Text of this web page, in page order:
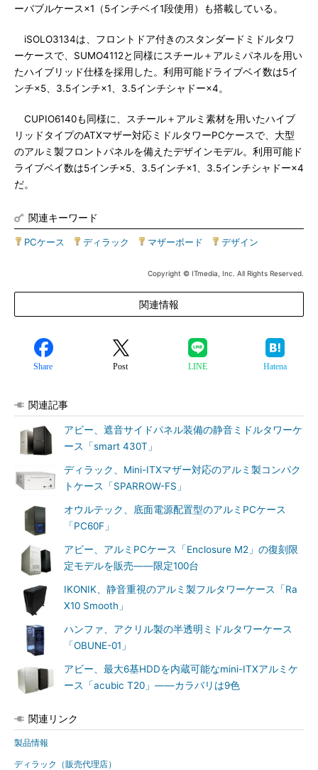
ーバブルケース×1（5インチベイ1段使用）も搭載している。
iSOLO3134は、フロントドア付きのスタンダードミドルタワ
ーケースで、SUMO4112と同様にスチール＋アルミパネルを用い
たハイブリッド仕様を採用した。利用可能ドライブベイ数は5イ
ンチ×5、3.5インチ×1、3.5インチシャドー×4。
CUPIO6140も同様に、スチール＋アルミ素材を用いたハイブ
リッドタイプのATXマザー対応ミドルタワーPCケースで、大型
のアルミ製フロントパネルを備えたデザインモデル。利用可能ド
ライブベイ数は5インチ×5、3.5インチ×1、3.5インチシャドー×4
だ。
関連キーワード
PCケース ディラック マザーボード デザイン
Copyright © ITmedia, Inc. All Rights Reserved.
関連情報
Share Post LINE Hatena
関連記事
アビー、遮音サイドパネル装備の静音ミドルタワーケ
ース「smart 430T」
ディラック、Mini-ITXマザー対応のアルミ製コンパク
トケース「SPARROW-FS」
オウルテック、底面電源配置型のアルミPCケース
「PC60F」
アビー、アルミPCケース「Enclosure M2」の復刻限
定モデルを販売――限定100台
IKONIK、静音重視のアルミ製フルタワーケース「Ra
X10 Smooth」
ハンファ、アクリル製の半透明ミドルタワーケース
「OBUNE-01」
アビー、最大6基HDDを内蔵可能なmini-ITXアルミケ
ース「acubic T20」――カラバリは9色
関連リンク
製品情報
ディラック（販売代理店）